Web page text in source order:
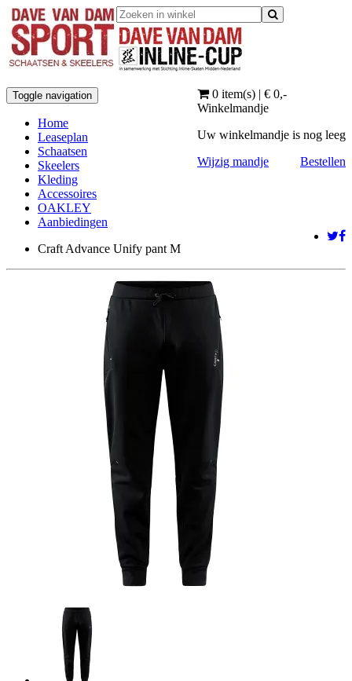
0 item(s) | € 0,-
Winkelmandje
Uw winkelmandje is nog leeg
Wijzig mandje
Bestellen
Toggle navigation
Home
Leaseplan
Schaatsen
Skeelers
Kleding
Accessoires
OAKLEY
Aanbiedingen
Craft Advance Unify pant M